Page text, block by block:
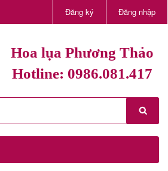
Đăng ký Đăng nhập
Hoa lụa Phương Thảo
Hotline: 0986.081.417